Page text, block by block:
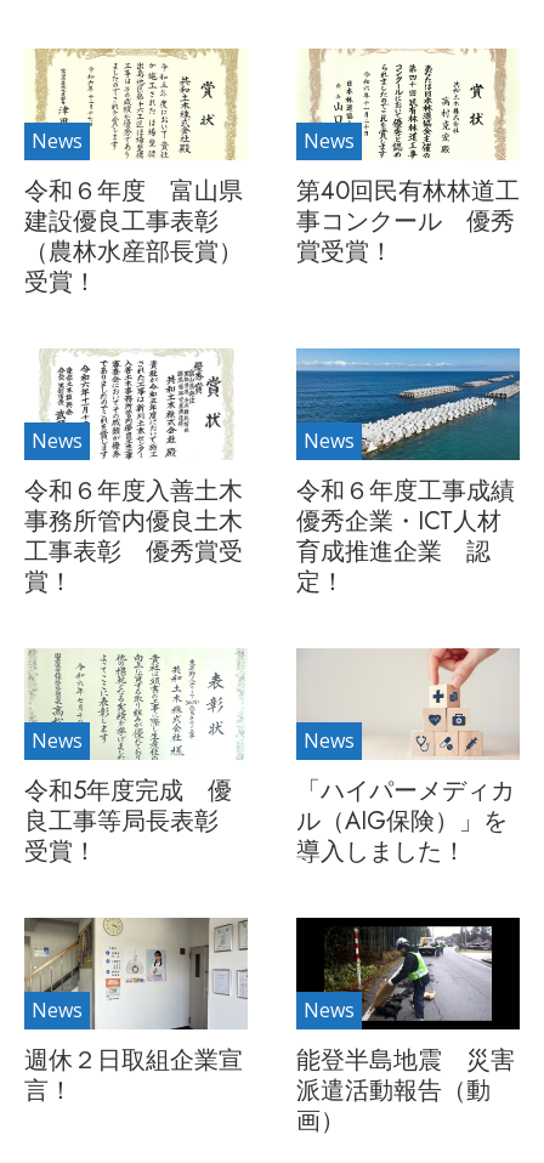
News
令和６年度 富山県
建設優良工事表彰
（農林水産部長賞）
受賞！
News
第40回民有林林道工
事コンクール 優秀
賞受賞！
News
令和６年度入善土木
事務所管内優良土木
工事表彰 優秀賞受
賞！
News
令和６年度工事成績
優秀企業・ICT人材
育成推進企業 認
定！
News
令和5年度完成 優
良工事等局長表彰
受賞！
News
「ハイパーメディカ
ル（AIG保険）」を
導入しました！
News
週休２日取組企業宣
言！
News
能登半島地震 災害
派遣活動報告（動
画）